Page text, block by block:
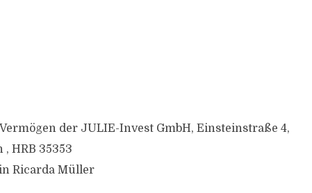
der JULIE-Invest GmbH, Einsteinstraße 4,
HRB 35353
Ricarda Müller